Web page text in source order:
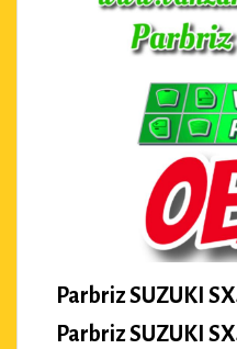
Parbriz SUZUKI
Parbriz SUZUKI